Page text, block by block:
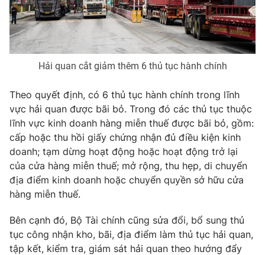
Hậu trường
Nhân vật
Khán giả
Giải sao mai
Giải trí
Điện ảnh
Đời sống
Du lịch
Làm đẹp
Chất lượng cuộc sống
Tuyển sinh
Học trực tuyến
Công nghệ
Hitech Công nghệ tương lai
Sản phẩm
Thị trường
Giao lưu trực tuyến
Lịch phát sóng
Chuyên mục khác
Emagazine Podcast
Hải quan cắt giảm thêm 6 thủ tục hành chính
Theo quyết định, có 6 thủ tục hành chính trong lĩnh
vực hải quan được bãi bỏ. Trong đó các thủ tục thuộc
lĩnh vực kinh doanh hàng miễn thuế được bãi bỏ, gồm:
cấp hoặc thu hồi giấy chứng nhận đủ điều kiện kinh
doanh; tạm dừng hoạt động hoặc hoạt động trở lại
của cửa hàng miễn thuế; mở rộng, thu hẹp, di chuyển
địa điểm kinh doanh hoặc chuyển quyền sở hữu cửa
hàng miễn thuế.
Bên cạnh đó, Bộ Tài chính cũng sửa đổi, bổ sung thủ
tục công nhận kho, bãi, địa điểm làm thủ tục hải quan,
tập kết, kiểm tra, giám sát hải quan theo hướng đẩy